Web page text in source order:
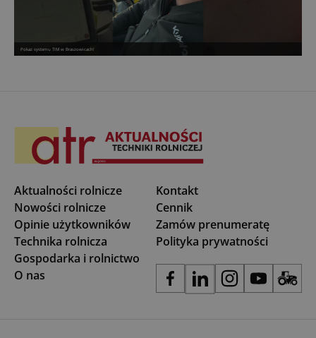
Pokaz systemu TIM w Braszowicach!
Aktualności rolnicze
Nowości rolnicze
Opinie użytkowników
Technika rolnicza
Gospodarka i rolnictwo
O nas
Kontakt
Cennik
Zamów prenumeratę
Polityka prywatności